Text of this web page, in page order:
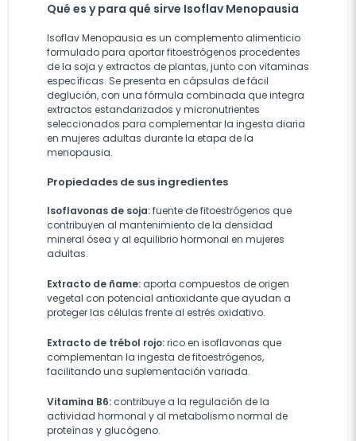
Qué es y para qué sirve Isoflav Menopausia
Isoflav Menopausia es un complemento alimenticio
formulado para aportar fitoestrógenos procedentes
de la soja y extractos de plantas, junto con vitaminas
específicas. Se presenta en cápsulas de fácil
deglución, con una fórmula combinada que integra
extractos estandarizados y micronutrientes
seleccionados para complementar la ingesta diaria
en mujeres adultas durante la etapa de la
menopausia.
Propiedades de sus ingredientes
Isoflavonas de soja:fuente de fitoestrógenos que
contribuyen al mantenimiento de la densidad
mineral ósea y al equilibrio hormonal en mujeres
adultas.
Extracto de ñame: aporta compuestos de origen
vegetal con potencial antioxidante que ayudan a
proteger las células frente al estrés oxidativo.
Extracto de trébol rojo:rico en isoflavonas que
complementan la ingesta de fitoestrógenos,
facilitando una suplementación variada.
Vitamina B6: contribuye a la regulación de la
actividad hormonal y al metabolismo normal de
proteínas y glucógeno.